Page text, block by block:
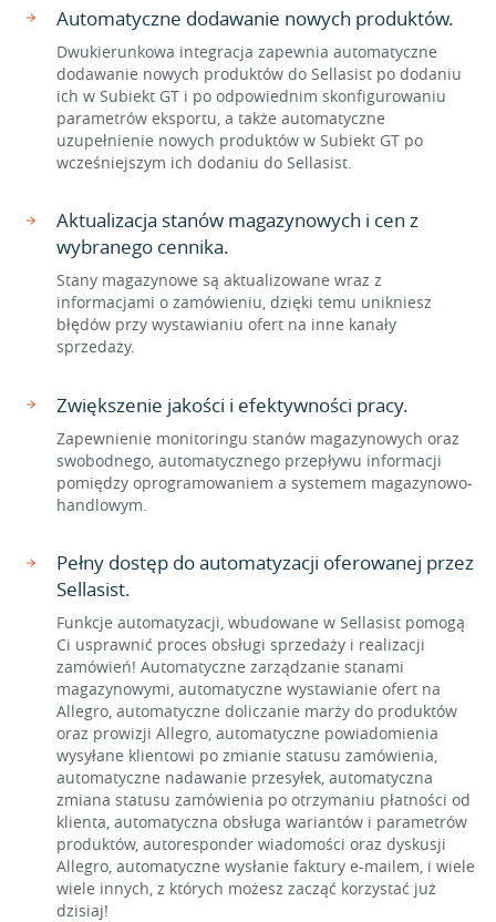
Automatyczne dodawanie nowych produktów.
Dwukierunkowa integracja zapewnia automatyczne
dodawanie nowych produktów do Sellasist po dodaniu
ich w Subiekt GT i po odpowiednim skonfigurowaniu
parametrów eksportu, a także automatyczne
uzupełnienie nowych produktów w Subiekt GT po
wcześniejszym ich dodaniu do Sellasist.
Aktualizacja stanów magazynowych i cen z
wybranego cennika.
Stany magazynowe są aktualizowane wraz z
informacjami o zamówieniu, dzięki temu unikniesz
błędów przy wystawianiu ofert na inne kanały
sprzedaży.
Zwiększenie jakości i efektywności pracy.
Zapewnienie monitoringu stanów magazynowych oraz
swobodnego, automatycznego przepływu informacji
pomiędzy oprogramowaniem a systemem magazynowo-
handlowym.
Pełny dostęp do automatyzacji oferowanej przez
Sellasist.
Funkcje automatyzacji, wbudowane w Sellasist pomogą
Ci usprawnić proces obsługi sprzedaży i realizacji
zamówień! Automatyczne zarządzanie stanami
magazynowymi, automatyczne wystawianie ofert na
Allegro, automatyczne doliczanie marży do produktów
oraz prowizji Allegro, automatyczne powiadomienia
wysyłane klientowi po zmianie statusu zamówienia,
automatyczne nadawanie przesyłek, automatyczna
zmiana statusu zamówienia po otrzymaniu płatności od
klienta, automatyczna obsługa wariantów i parametrów
produktów, autoresponder wiadomości oraz dyskusji
Allegro, automatyczne wysłanie faktury e-mailem, i wiele
wiele innych, z których możesz zacząć korzystać już
dzisiaj!